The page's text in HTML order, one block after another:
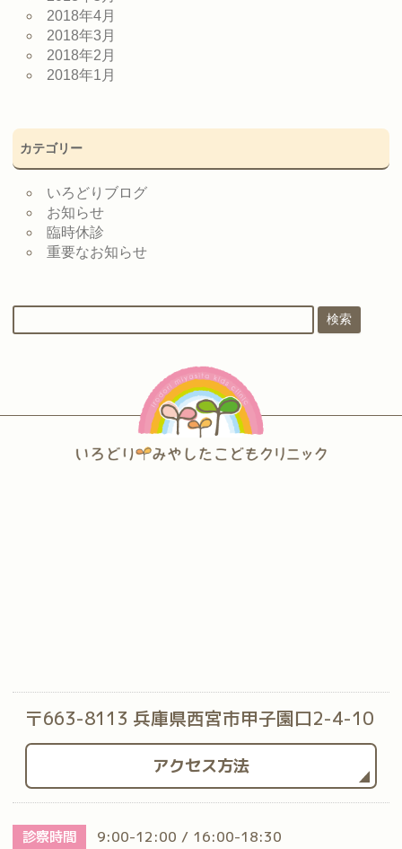
2018年4月
2018年3月
2018年2月
2018年1月
カテゴリー
いろどりブログ
お知らせ
臨時休診
重要なお知らせ
〒663-8113 兵庫県西宮市甲子園口2-4-10
アクセス方法
診察時間 9:00-12:00 / 16:00-18:30